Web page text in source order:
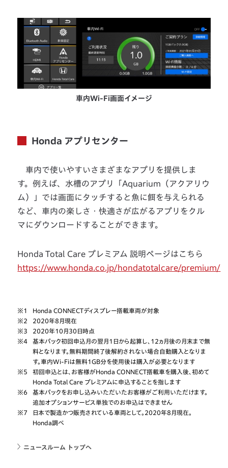
車内Wi-Fi画面イメージ
Honda アプリセンター
車内で使いやすいさまざまなアプリを提供しま
す。例えば、水槽のアプリ「Aquarium（アクアリウ
ム）」では画面にタッチすると魚に餌を与えられる
など、車内の楽しさ・快適さが広がるアプリをクル
マにダウンロードすることができます。
Honda Total Care プレミアム 説明ページはこちら
https://www.honda.co.jp/hondatotalcare/premium/
※1
Honda CONNECTディスプレー搭載車両が対象
※2
2020年8月現在
※3
2020年10月30日時点
※4
基本パック初回申込月の翌月1日から起算し、12ヵ月後の月末まで無
料となります。無料期間終了後解約されない場合自動購入となりま
す。車内Wi-Fiは無料1GB分を使用後は購入が必要となります
※5
初回申込とは、お客様がHonda CONNECT搭載車を購入後、初めて
Honda Total Care プレミアムに申込することを指します
※6
基本パックをお申し込みいただいたお客様がご利用いただけます。
追加オプションサービス単独でのお申込はできません
※7
日本で製造かつ販売されている車両として。2020年8月現在。
Honda調べ
ニュースルーム トップへ